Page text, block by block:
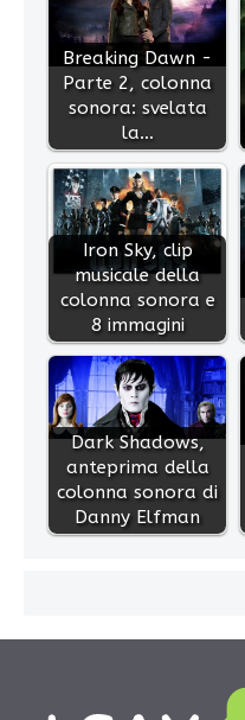
Breaking Dawn -
Parte 2, colonna
sonora: svelata
la…
Iron Sky, clip
musicale della
colonna sonora e
8 immagini
Dark Shadows,
anteprima della
colonna sonora di
Danny Elfman